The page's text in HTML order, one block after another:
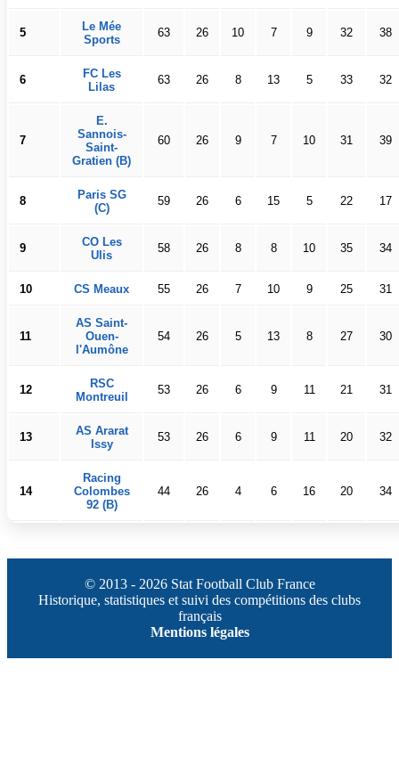
5
Le Mée
Sports
63 26 10 7 9 32 38
6
FC Les
Lilas
63 26 8 13 5 33 32
7
E.
Sannois-
Saint-
Gratien (B)
60 26 9 7 10 31 39
8
Paris SG
(C)
59 26 6 15 5 22 17
9
CO Les
Ulis
58 26 8 8 10 35 34
10 CS Meaux 55 26 7 10 9 25 31
11
AS Saint-
Ouen-
l'Aumône
54 26 5 13 8 27 30
12
RSC
Montreuil
53 26 6 9 11 21 31
13
AS Ararat
Issy
53 26 6 9 11 20 32
14
Racing
Colombes
92 (B)
44 26 4 6 16 20 34
© 2013 - 2026 Stat Football Club France
Historique, statistiques et suivi des compétitions des clubs
français
Mentions légales